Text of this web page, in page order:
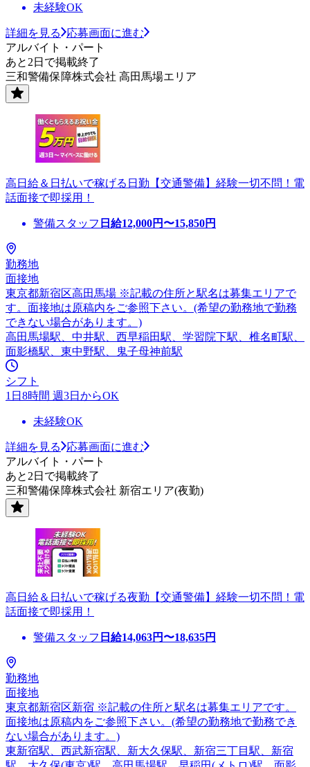
未経験OK
詳細を見る
応募画面に進む
アルバイト・パート
あと2日で掲載終了
三和警備保障株式会社 高田馬場エリア
高日給＆日払いで稼げる日勤【交通警備】経験一切不問！電
話面接で即採用！
警備スタッフ 日給12,000円〜15,850円
勤務地
面接地
東京都新宿区高田馬場 ※記載の住所と駅名は募集エリアで
す。面接地は原稿内をご参照下さい。(希望の勤務地で勤務
できない場合があります。)
高田馬場駅、中井駅、西早稲田駅、学習院下駅、椎名町駅、
面影橋駅、東中野駅、鬼子母神前駅
シフト
1日8時間 週3日からOK
未経験OK
詳細を見る
応募画面に進む
アルバイト・パート
あと2日で掲載終了
三和警備保障株式会社 新宿エリア(夜勤)
高日給＆日払いで稼げる夜勤【交通警備】経験一切不問！電
話面接で即採用！
警備スタッフ 日給14,063円〜18,635円
勤務地
面接地
東京都新宿区新宿 ※記載の住所と駅名は募集エリアです。
面接地は原稿内をご参照下さい。(希望の勤務地で勤務でき
ない場合があります。)
東新宿駅、西武新宿駅、新大久保駅、新宿三丁目駅、新宿